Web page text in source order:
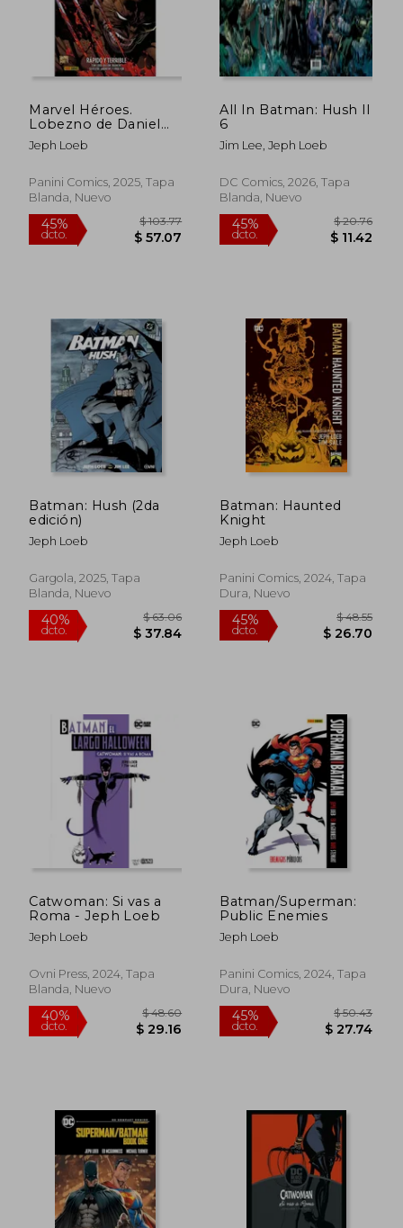
45%
dcto. $ 26.18
40%
dcto.
Marvel Héroes.
Lobezno de Daniel
Way 2 Rápido y
terrible
MARVEL HÉROES V1
125
Jeph Loeb
Panini Comics, 2025, Tapa
Blanda, Nuevo
45%
dcto.
All In Batman: Hush II
6
Jim Lee, Jeph Loeb
DC Comics, 2026, Tapa
Blanda, Nuevo
45%
dcto.
Batman: Hush (2da
edición)
Jeph Loeb
Gargola, 2025, Tapa
Blanda, Nuevo
Batman: Haunted
Knight
Jeph Loeb
Panini Comics, 2024, Tapa
Dura, Nuevo
Catwoman: Si vas a
Roma - Jeph Loeb
Jeph Loeb
Ovni Press, 2024, Tapa
Blanda, Nuevo
Batman/Superman:
Public Enemies
Jeph Loeb
Panini Comics, 2024, Tapa
Dura, Nuevo